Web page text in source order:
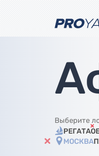
Выберите
РЕГАТА
МОСКВА